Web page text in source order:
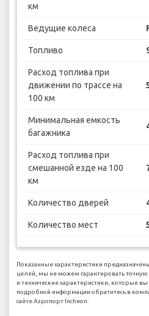
км
Ведущие колеса
Топливо
Расход топлива при
движении по трассе на
100 км
Минимальная емкость
багажника
Расход топлива при
смешанной езде на 100
км
Количество дверей
Количество мест
Показанные характеристики
целей, мы не можем гарантировать
и технические характеристики, которые
подробной информации обратитесь в
сайте Аэропорт Incheon.